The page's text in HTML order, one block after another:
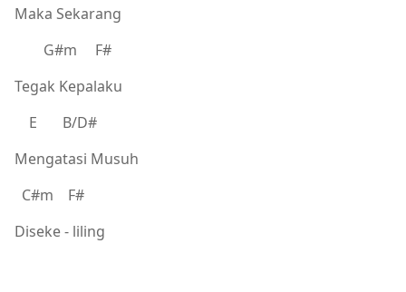
Maka Sekarang
G#m F#
Tegak Kepalaku
E B/D#
Mengatasi Musuh
C#m F#
Diseke - liling